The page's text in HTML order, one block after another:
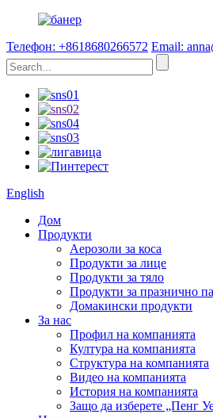
Телефон: +8618680266572 Email:
English
Дом
Продукти
Аерозоли за коса
Продукти за лице
Продукти за тяло
Продукти за празнично
Домакински продукти
За нас
Профил на компанията
Култура на компанията
Структура на компанията
Видео на компанията
История на компанията
Защо да изберете „Пенг